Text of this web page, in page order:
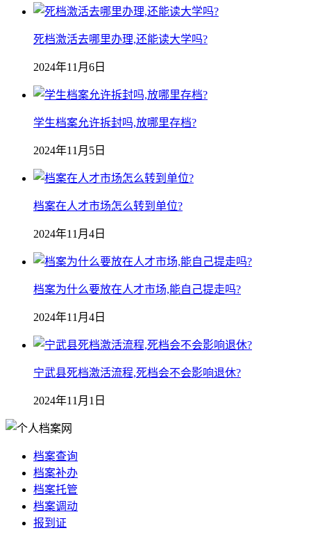
死档激活去哪里办理,还能读大学吗?
2024年11月6日
学生档案允许拆封吗,放哪里存档?
2024年11月5日
档案在人才市场怎么转到单位?
2024年11月4日
档案为什么要放在人才市场,能自己提走吗?
2024年11月4日
宁武县死档激活流程,死档会不会影响退休?
2024年11月1日
档案查询
档案补办
档案托管
档案调动
报到证